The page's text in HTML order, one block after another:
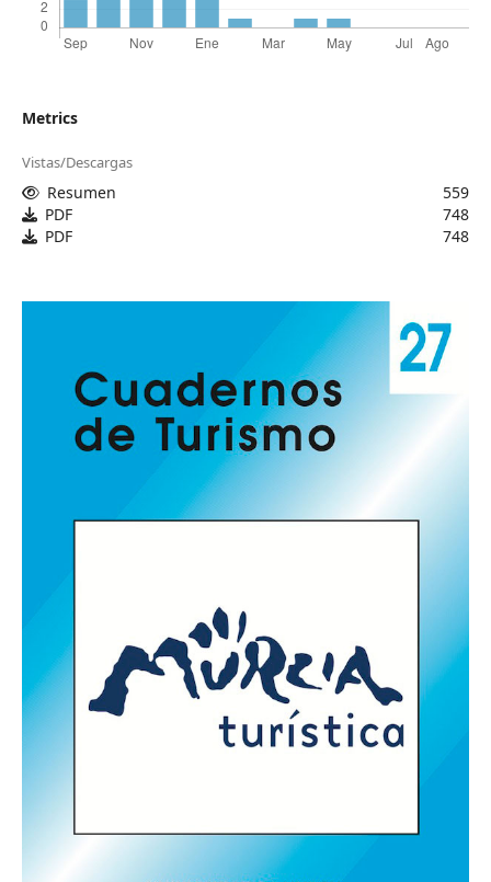
Metrics
Vistas/Descargas
Resumen
559
PDF
748
PDF
748